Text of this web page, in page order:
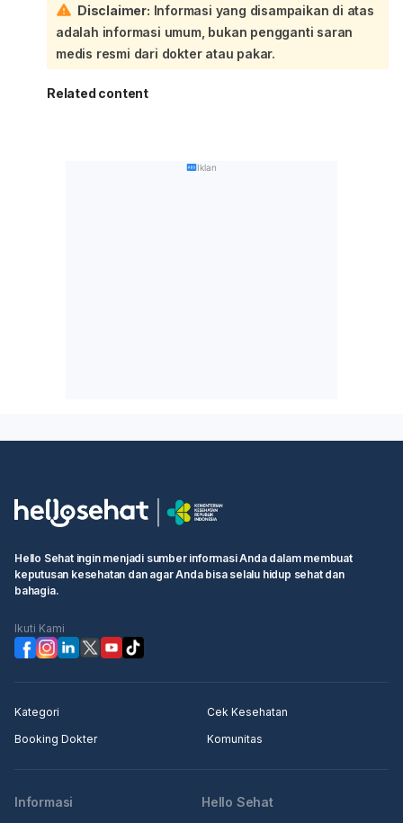
Disclaimer: Informasi yang disampaikan di atas
adalah informasi umum, bukan pengganti saran
medis resmi dari dokter atau pakar.
Related content
Iklan
Hello Sehat ingin menjadi sumber informasi Anda dalam membuat
keputusan kesehatan dan agar Anda bisa selalu hidup sehat dan
bahagia.
Ikuti Kami
Kategori
Cek Kesehatan
Booking Dokter
Komunitas
Informasi Hello Sehat